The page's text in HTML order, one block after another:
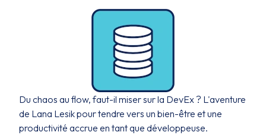
Du chaos au flow, faut-il miser sur la DevEx ? L'aventure
de Lana Lesik pour tendre vers un bien-être et une
productivité accrue en tant que développeuse.